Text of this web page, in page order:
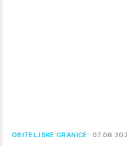
OBITELJSKE GRANICE